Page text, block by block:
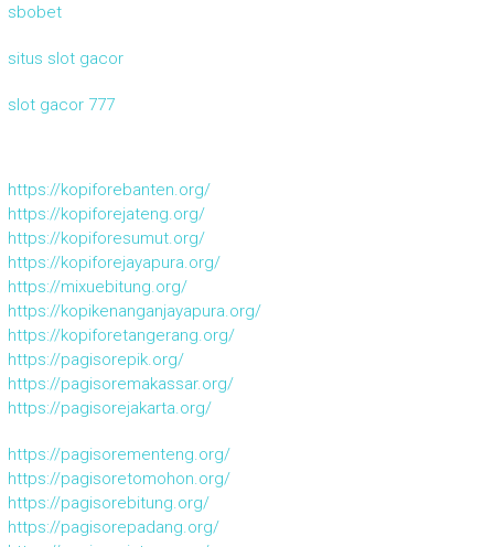
sbobet
situs slot gacor
slot gacor 777
https://kopiforebanten.org/
https://kopiforejateng.org/
https://kopiforesumut.org/
https://kopiforejayapura.org/
https://mixuebitung.org/
https://kopikenanganjayapura.org/
https://kopiforetangerang.org/
https://pagisorepik.org/
https://pagisoremakassar.org/
https://pagisorejakarta.org/
https://pagisorementeng.org/
https://pagisoretomohon.org/
https://pagisorebitung.org/
https://pagisorepadang.org/